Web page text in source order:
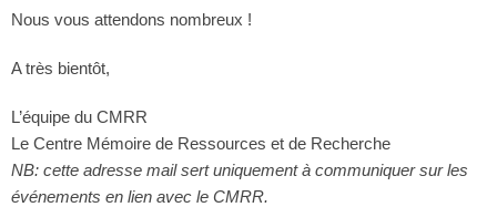
Nous vous attendons nombreux !
A très bientôt,
L’équipe du CMRR
Le Centre Mémoire de Ressources et de Recherche
NB: cette adresse mail sert uniquement à communiquer sur les
événements en lien avec le CMRR.